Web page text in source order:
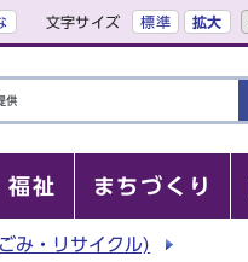
文字サイズ 標準 拡大
福祉 まちづくり
み・リサイクル)